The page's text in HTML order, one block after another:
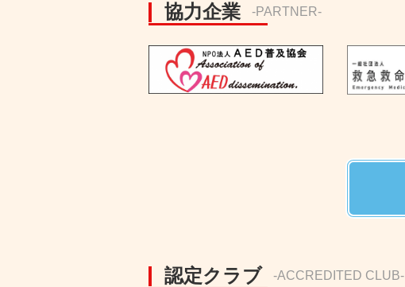
協力企業 -PARTNER-
認定クラブ -ACCREDITED CLUB-